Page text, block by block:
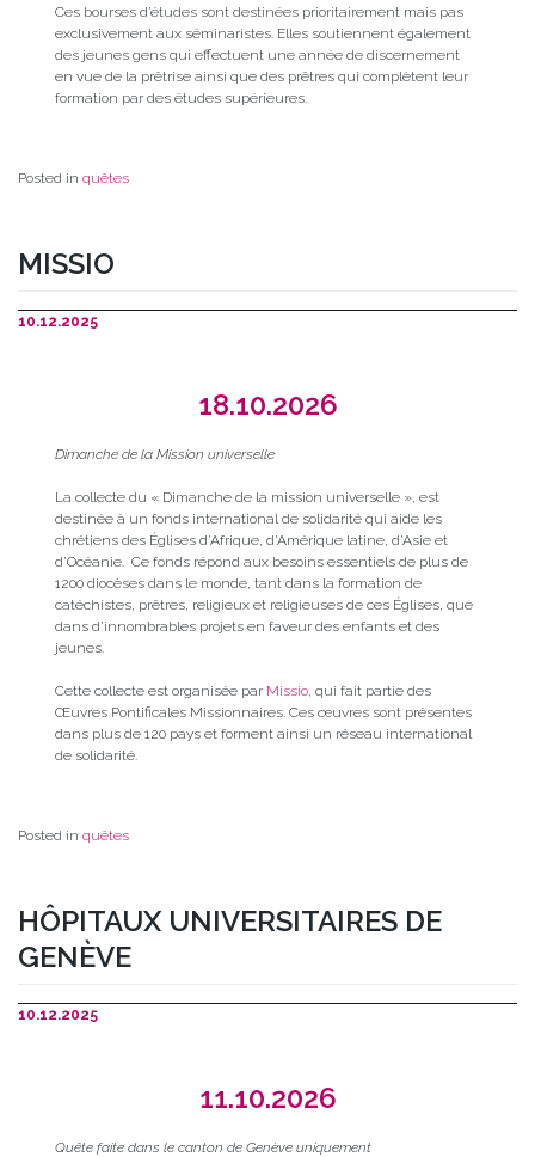
Ces bourses d’études sont destinées prioritairement mais pas
exclusivement aux séminaristes. Elles soutiennent également
des jeunes gens qui effectuent une année de discernement
en vue de la prêtrise ainsi que des prêtres qui complètent leur
formation par des études supérieures.
Posted in quêtes
MISSIO
10.12.2025
18.10.2026
Dimanche de la Mission universelle
La collecte du « Dimanche de la mission universelle », est
destinée à un fonds international de solidarité qui aide les
chrétiens des Églises d’Afrique, d’Amérique latine, d’Asie et
d’Océanie. Ce fonds répond aux besoins essentiels de plus de
1200 diocèses dans le monde, tant dans la formation de
catéchistes, prêtres, religieux et religieuses de ces Églises, que
dans d’innombrables projets en faveur des enfants et des
jeunes.
Cette collecte est organisée par Missio, qui fait partie des
Œuvres Pontificales Missionnaires. Ces œuvres sont présentes
dans plus de 120 pays et forment ainsi un réseau international
de solidarité.
Posted in quêtes
HÔPITAUX UNIVERSITAIRES DE
GENÈVE
10.12.2025
11.10.2026
Quête faite dans le canton de Genève uniquement